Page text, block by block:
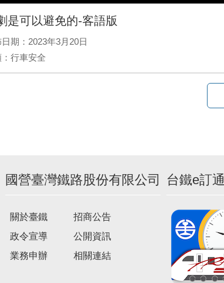
是可以避免的-客語版
期：2023年3月20日
行車安全
國營臺灣鐵路股份有限公司
關於臺鐵
政令宣導
業務申辦
招商公告
公開資訊
相關連結
台鐵e訂通